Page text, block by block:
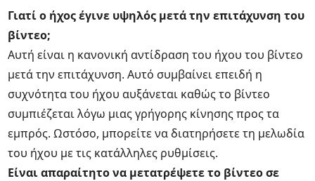
Γιατί ο ήχος έγινε υψηλός μετά την επιτάχυνση του
βίντεο;
Αυτή είναι η κανονική αντίδραση του ήχου του βίντεο
μετά την επιτάχυνση. Αυτό συμβαίνει επειδή η
συχνότητα του ήχου αυξάνεται καθώς το βίντεο
συμπιέζεται λόγω μιας γρήγορης κίνησης προς τα
εμπρός. Ωστόσο, μπορείτε να διατηρήσετε τη μελωδία
του ήχου με τις κατάλληλες ρυθμίσεις.
Είναι απαραίτητο να μετατρέψετε το βίντεο σε